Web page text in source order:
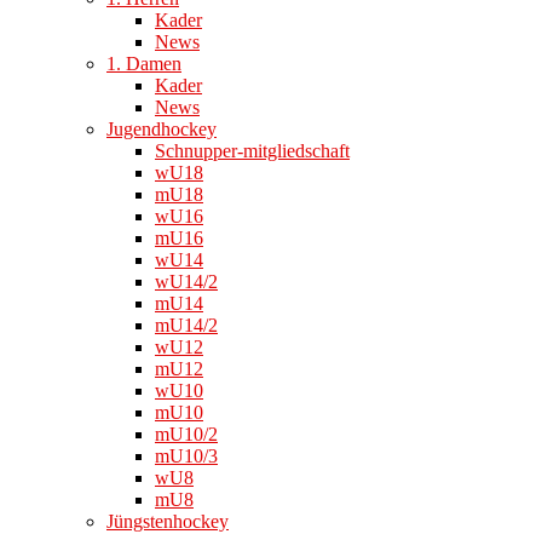
Kader
News
1. Damen
Kader
News
Jugendhockey
Schnupper-mitgliedschaft
wU18
mU18
wU16
mU16
wU14
wU14/2
mU14
mU14/2
wU12
mU12
wU10
mU10
mU10/2
mU10/3
wU8
mU8
Jüngstenhockey